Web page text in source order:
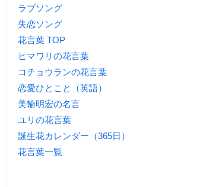
ラブソング
失恋ソング
花言葉 TOP
ヒマワリの花言葉
コチョウランの花言葉
恋愛ひとこと（英語）
美輪明宏の名言
ユリの花言葉
誕生花カレンダー（365日）
花言葉一覧